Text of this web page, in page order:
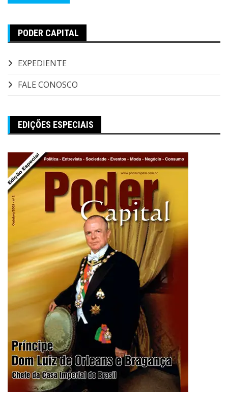
PODER CAPITAL
EXPEDIENTE
FALE CONOSCO
EDIÇÕES ESPECIAIS